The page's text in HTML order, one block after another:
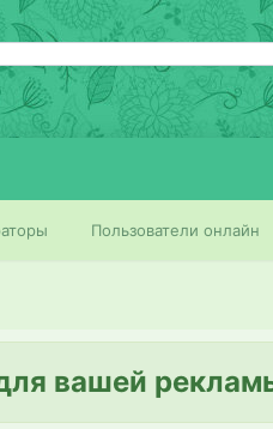
Пользователи онлайн
вашей